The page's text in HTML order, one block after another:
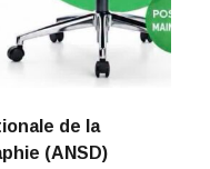
de la
(ANSD)